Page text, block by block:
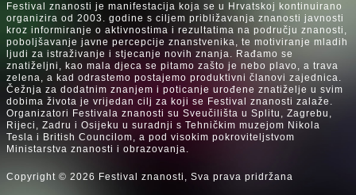
Festival znanosti je manifestacija koja se u Hrvatskoj kontinuirano
organizira od 2003. godine s ciljem približavanja znanosti javnosti
kroz informiranje o aktivnostima i rezultatima na području znanosti,
poboljšavanje javne percepcije znanstvenika, te motiviranje mladih
ljudi za istraživanje i stjecanje novih znanja. Rađamo se
znatiželjni, kao mala djeca se pitamo zašto je nebo plavo, a trava
zelena, a kad odrastemo postajemo produktivni članovi zajednica.
Čežnja za dodatnim znanjem i poticanje urođene znatiželje u svim
dobima života je vrijedan cilj za koji se Festival znanosti zalaže.
Organizatori Festivala znanosti su Sveučilišta u Splitu, Zagrebu,
Rijeci, Zadru i Osijeku u suradnji s Tehničkim muzejom Nikola
Tesla i British Councilom, a pod visokim pokroviteljstvom
Ministarstva znanosti i obrazovanja.
Copyright © 2026 Festival znanosti, Sva prava pridržana